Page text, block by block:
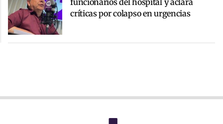
críticas por colapso en urgencias